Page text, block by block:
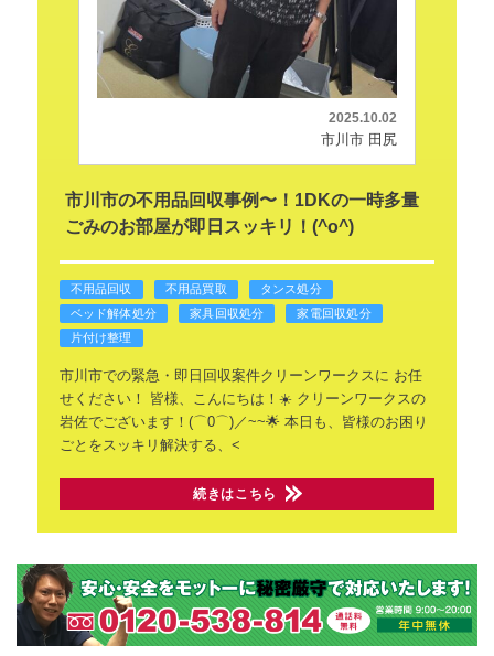
2025.10.02
市川市 田尻
市川市の不用品回収事例〜！1DKの一時多量
ごみのお部屋が即日スッキリ！(^o^)
不用品回収 不用品買取
タンス処分
ベッド解体処分
家具回収処分
家電回収処分
片付け整理
市川市での緊急・即日回収案件クリーンワークスに お任
せください！
皆様、こんにちは！☀️クリーンワークスの
岩佐でございます！(⌒0⌒)／~~🌟 本日も、皆様のお困り
ごとをスッキリ解決する、<
続きはこちら